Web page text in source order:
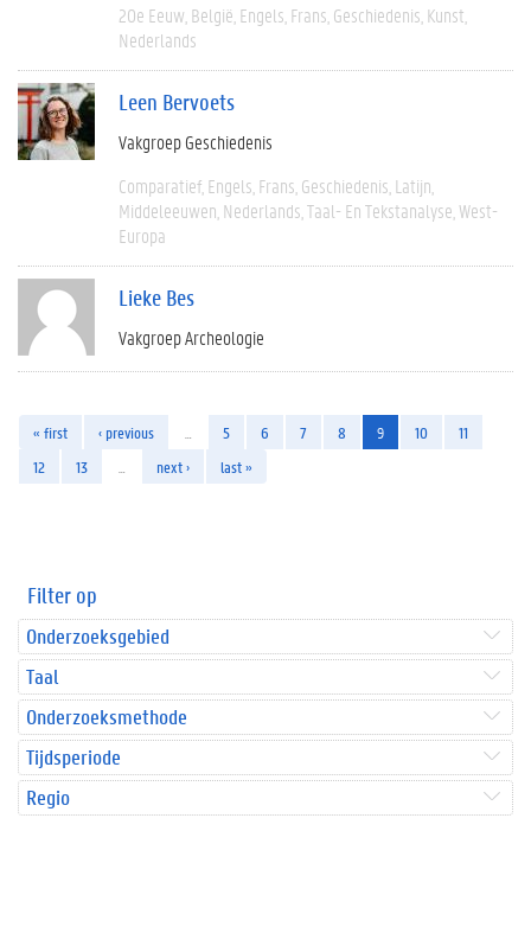
20e Eeuw België Engels Frans Geschiedenis Kunst
Nederlands
Leen Bervoets
Vakgroep Geschiedenis
Comparatief Engels Frans Geschiedenis Latijn
Middeleeuwen Nederlands Taal- En Tekstanalyse West-
Europa
Lieke Bes
Vakgroep Archeologie
« first ‹ previous 5 6 7 8 9 10
11
12
13 next › last »
Filter op
Onderzoeksgebied
Taal
Onderzoeksmethode
Tijdsperiode
Regio